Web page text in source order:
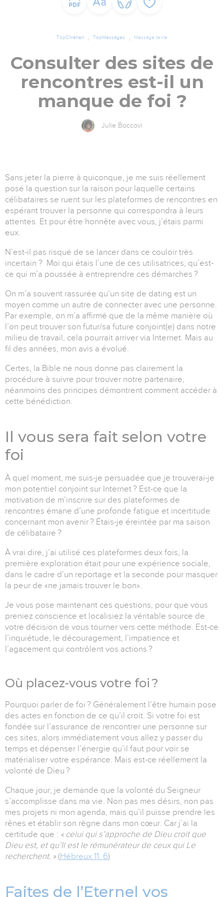
TopChrétien TopMessages Message texte
Consulter des sites de
rencontres est-il un
manque de foi ?
Julie Boccovi
Sans jeter la pierre à quiconque, je me suis réellement
posé la question sur la raison pour laquelle certains
célibataires se ruent sur les plateformes de rencontres en
espérant trouver la personne qui correspondra à leurs
attentes. Et pour être honnête avec vous, j’étais parmi
eux.
N’est-il pas risqué de se lancer dans ce couloir très
incertain ? Moi qui étais l’une de ces utilisatrices, qu’est-
ce qui m’a poussée à entreprendre ces démarches ?
On m’a souvent rassurée qu’un site de dating est un
moyen comme un autre de connecter avec une personne.
Par exemple, on m’a affirmé que de la même manière où
l’on peut trouver son futur/sa future conjoint(e) dans notre
milieu de travail, cela pourrait arriver via Internet. Mais au
fil des années, mon avis a évolué.
Certes, la Bible ne nous donne pas clairement la
procédure à suivre pour trouver notre partenaire,
néanmoins des principes démontrent comment accéder à
cette bénédiction.
Il vous sera fait selon votre
foi
À quel moment, me suis-je persuadée que je trouverai-je
mon potentiel conjoint sur Internet ? Est-ce que la
motivation de m’inscrire sur des plateformes de
rencontres émane d’une profonde fatigue et incertitude
concernant mon avenir ? Étais-je éreintée par ma saison
de célibataire ?
À vrai dire, j’ai utilisé ces plateformes deux fois, la
première exploration était pour une expérience sociale,
dans le cadre d’un reportage et la seconde pour masquer
la peur de «ne jamais trouver le bon».
Je vous pose maintenant ces questions, pour que vous
preniez conscience et localisiez la véritable source de
votre décision de vous tourner vers cette méthode. Est-ce
l’inquiétude, le découragement, l’impatience et
l’agacement qui contrôlent vos actions ?
Où placez-vous votre foi ?
Pourquoi parler de foi ? Généralement l’être humain pose
des actes en fonction de ce qu’il croit. Si votre foi est
fondée sur l’assurance de rencontrer une personne sur
ces sites, alors immédiatement vous allez y passer du
temps et dépenser l’énergie qu’il faut pour voir se
matérialiser votre espérance. Mais est-ce réellement la
volonté de Dieu ?
Chaque jour, je demande que la volonté du Seigneur
s’accomplisse dans ma vie. Non pas mes désirs, non pas
mes projets ni mon agenda, mais qu’il puisse prendre les
rênes et établir son règne dans mon cœur. Car j’ai la
certitude que : « celui qui s’approche de Dieu croit que
Dieu est, et qu’Il est le rémunérateur de ceux qui Le
recherchent. » (Hébreux 11. 6)
Faites de l’Eternel vos